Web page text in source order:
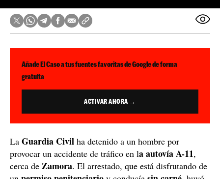
Añade El Caso a tus fuentes favoritas de Google de forma
gratuita
ACTIVAR AHORA →
La Guardia Civil ha detenido a un hombre por
provocar un accidente de tráfico en la autovía A-11,
cerca de Zamora. El arrestado, que está disfrutando de